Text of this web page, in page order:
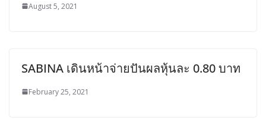
August 5, 2021
SABINA เดินหน้าจ่ายปันผลหุ้นละ 0.80 บาท
February 25, 2021